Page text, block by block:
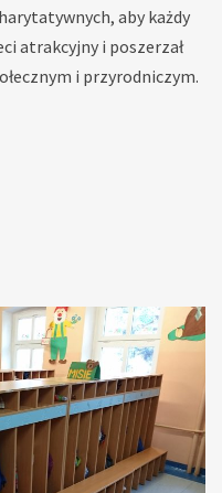
aby każdy
atrakcyjny i poszerzał
i przyrodniczym.